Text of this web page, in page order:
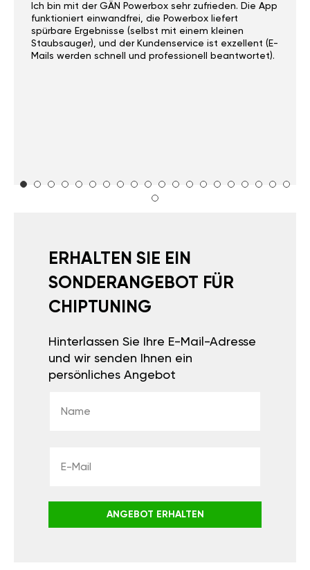
Ich bin mit der GÄN Powerbox sehr zufrieden. Die App
funktioniert einwandfrei, die Powerbox liefert
spürbare Ergebnisse (selbst mit einem kleinen
Staubsauger), und der Kundenservice ist exzellent (E-
Mails werden schnell und professionell beantwortet).
ERHALTEN SIE EIN
SONDERANGEBOT FÜR
CHIPTUNING
Hinterlassen Sie Ihre E-Mail-Adresse
und wir senden Ihnen ein
persönliches Angebot
ANGEBOT ERHALTEN